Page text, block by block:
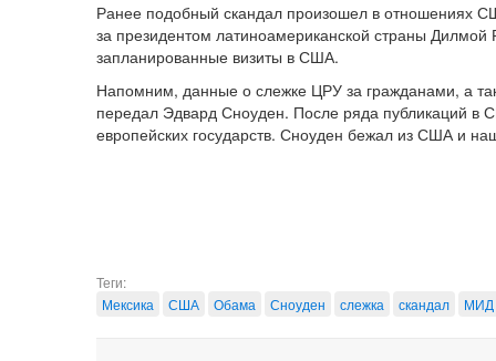
Ранее подобный скандал произошел в отношениях
за президентом латиноамериканской страны
запланированные визиты в США.
Напомним, данные о слежке ЦРУ за гражданами, а
передал Эдвард Сноуден. После ряда публикаций в
европейских государств. Сноуден бежал из США и
Теги:
Мексика
США Обама Сноуден слежка скандал МИД